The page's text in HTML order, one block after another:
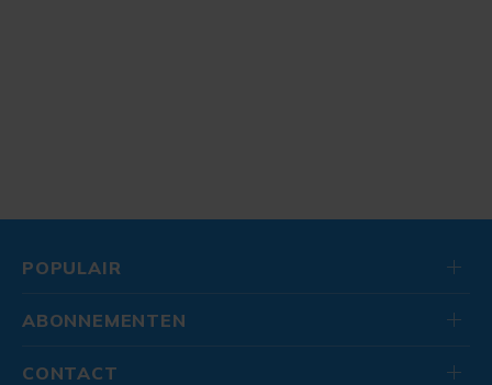
POPULAIR
ABONNEMENTEN
CONTACT